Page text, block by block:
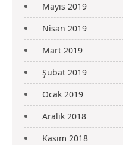
Mayıs 2019
Nisan 2019
Mart 2019
Şubat 2019
Ocak 2019
Aralık 2018
Kasım 2018